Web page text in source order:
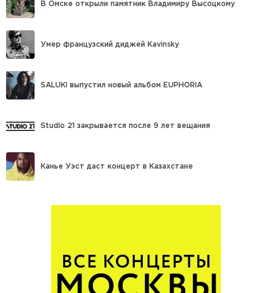
В Омске открыли памятник Владимиру Высоцкому
Умер французский диджей Kavinsky
SALUKI выпустил новый альбом EUPHORIA
Studio 21 закрывается после 9 лет вещания
Канье Уэст даст концерт в Казахстане